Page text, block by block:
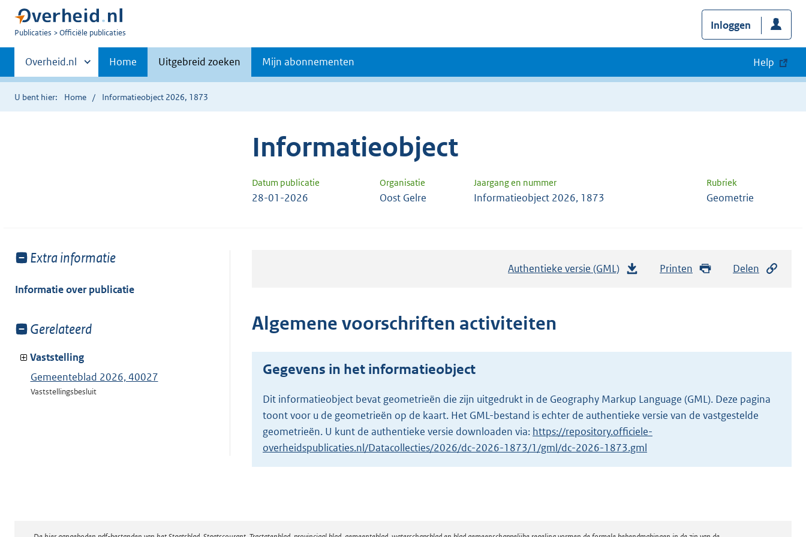
U
Publicaties Officiële publicaties
Inloggen
Primaire
navigatie
Andere
sites
binnen
Overheid.nl Home Uitgebreid zoeken Mijn abonnementen Help
U bent hier: Home Informatieobject 2026, 1873
Informatieobject
Datum publicatie Organisatie Jaargang en nummer Rubriek
28-01-2026 Oost Gelre Informatieobject 2026, 1873 Geometrie
Toon
van:
Extra informatie
Informatie over publicatie
Toon
van:
Gerelateerd
Vaststelling
Gemeenteblad 2026, 40027
Vaststellingsbesluit
Authentieke versie (GML)
n
g
r
o
o
Printen Delen
Algemene voorschriften activiteiten
Gegevens in het informatieobject
Dit informatieobject bevat geometrieën die zijn uitgedrukt in de Geography Markup Language (GML). Deze pagina
toont voor u de geometrieën op de kaart. Het GML-bestand is echter de authentieke versie van de vastgestelde
geometrieën. U kunt de authentieke versie downloaden via: https://repository.officiele-
overheidspublicaties.nl/Datacollecties/2026/dc-2026-1873/1/gml/dc-2026-1873.gml